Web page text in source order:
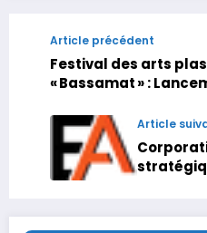
Article précédent
Festival des arts
« Bassamat » :
Article